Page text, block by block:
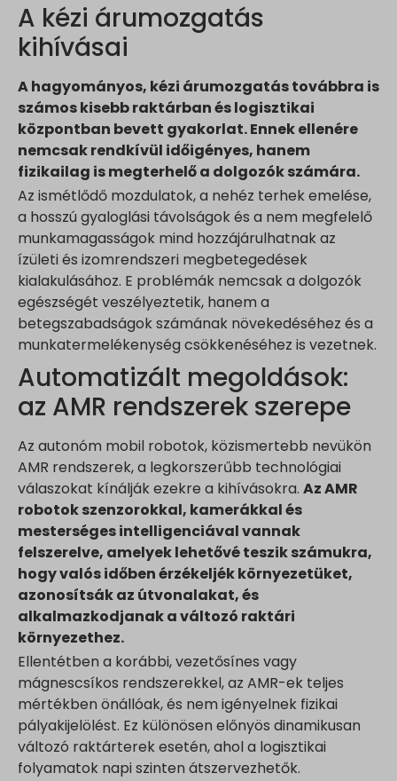
A kézi árumozgatás
kihívásai
A hagyományos, kézi árumozgatás továbbra is
számos kisebb raktárban és logisztikai
központban bevett gyakorlat. Ennek ellenére
nemcsak rendkívül időigényes, hanem
fizikailag is megterhelő a dolgozók számára.
Az ismétlődő mozdulatok, a nehéz terhek emelése,
a hosszú gyaloglási távolságok és a nem megfelelő
munkamagasságok mind hozzájárulhatnak az
ízületi és izomrendszeri megbetegedések
kialakulásához. E problémák nemcsak a dolgozók
egészségét veszélyeztetik, hanem a
betegszabadságok számának növekedéséhez és a
munkatermelékenység csökkenéséhez is vezetnek.
Automatizált megoldások:
az AMR rendszerek szerepe
Az autonóm mobil robotok, közismertebb nevükön
AMR rendszerek, a legkorszerűbb technológiai
válaszokat kínálják ezekre a kihívásokra. Az AMR
robotok szenzorokkal, kamerákkal és
mesterséges intelligenciával vannak
felszerelve, amelyek lehetővé teszik számukra,
hogy valós időben érzékeljék környezetüket,
azonosítsák az útvonalakat, és
alkalmazkodjanak a változó raktári
környezethez.
Ellentétben a korábbi, vezetősínes vagy
mágnescsíkos rendszerekkel, az AMR-ek teljes
mértékben önállóak, és nem igényelnek fizikai
pályakijelölést. Ez különösen előnyös dinamikusan
változó raktárterek esetén, ahol a logisztikai
folyamatok napi szinten átszervezhetők.